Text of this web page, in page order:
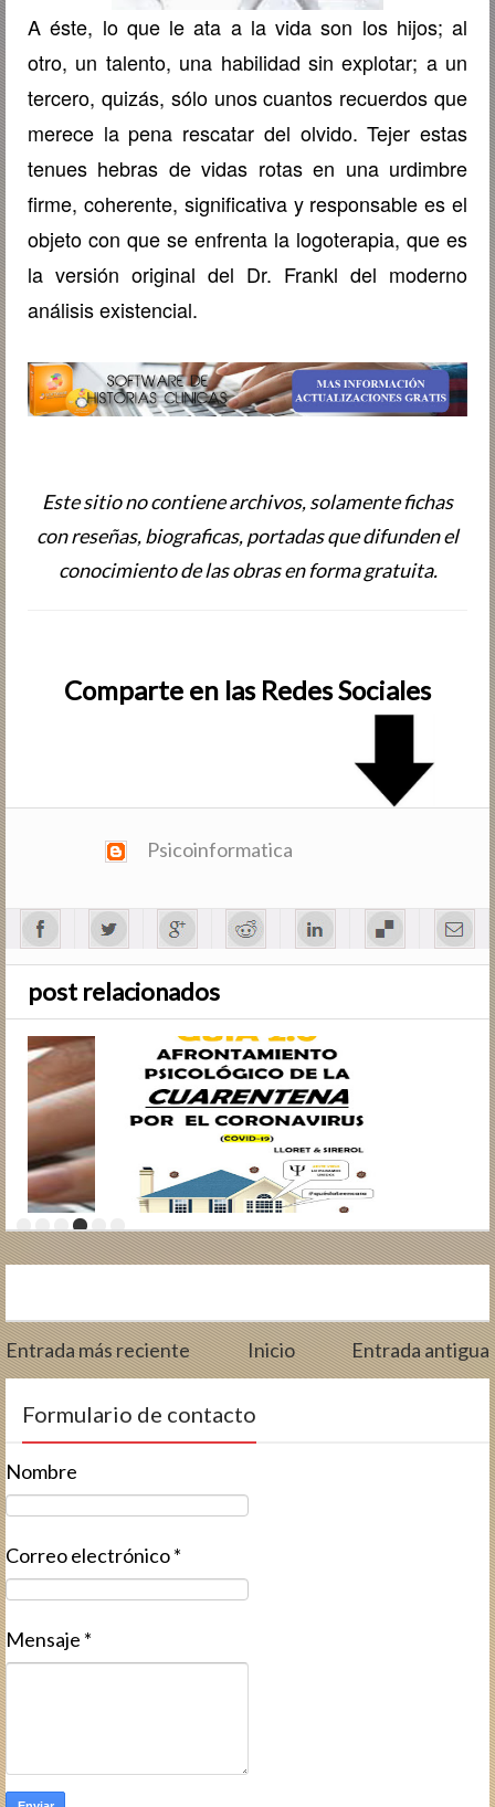
A éste, lo que le ata a la vida son los hijos; al
otro, un talento, una habilidad sin explotar; a un
tercero, quizás, sólo unoscuantos recuerdos que
merece la pena rescatar del olvido. Tejer estas
tenues hebras de vidas rotas en una urdimbre
firme, coherente, significativa y responsable es el
objeto con que se enfrenta la logoterapia, que es
la versión original del Dr. Frankl del moderno
análisis existencial.
Este sitio no contiene archivos, solamente fichas
con reseñas, biografic­as, portadas que difunden el
conocimiento de las obras en forma gratuita.
Comparte en las Redes Sociales
Psicoinformatica
post relacionados
Entrada más reciente Inicio Entrada antigua
Formulario de contacto
Nombre
Correo electrónico*
Mensaje *